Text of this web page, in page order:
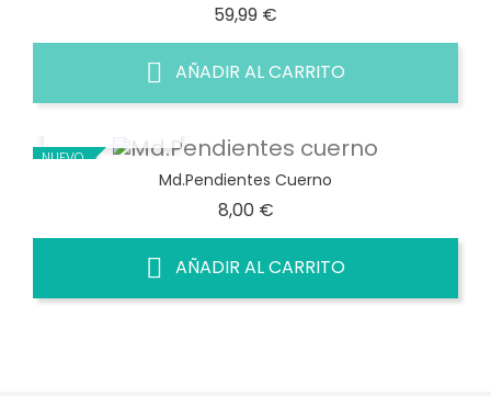
59,99 €
AÑADIR AL CARRITO
NUEVO
Md.Pendientes Cuerno
8,00 €Precio
AÑADIR AL CARRITO